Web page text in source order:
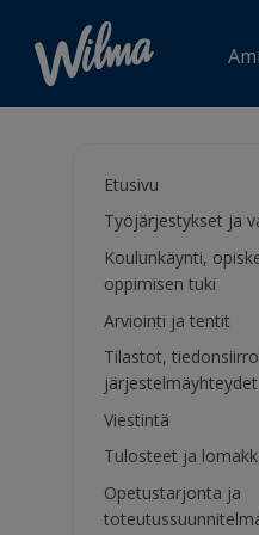
Etusivu
Työjärjestykset ja
Koulunkäynti,
oppimisen tuki
Arviointi ja tentit
Tilastot,
järjestelmäyhteydet
Viestintä
Tulosteet ja
Opetustarjonta ja